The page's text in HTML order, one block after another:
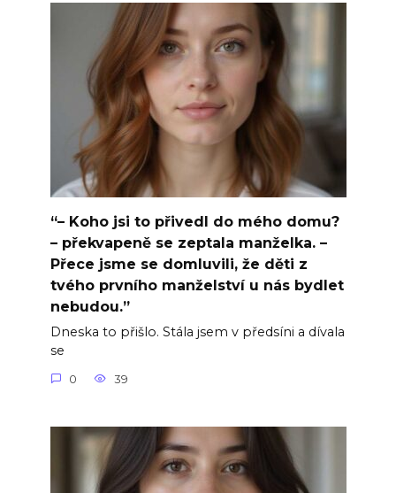
“– Koho jsi to přivedl do mého domu?
– překvapeně se zeptala manželka. –
Přece jsme se domluvili, že děti z
tvého prvního manželství u nás bydlet
nebudou.”
Dneska to přišlo. Stála jsem v předsíni a dívala
se
0 39